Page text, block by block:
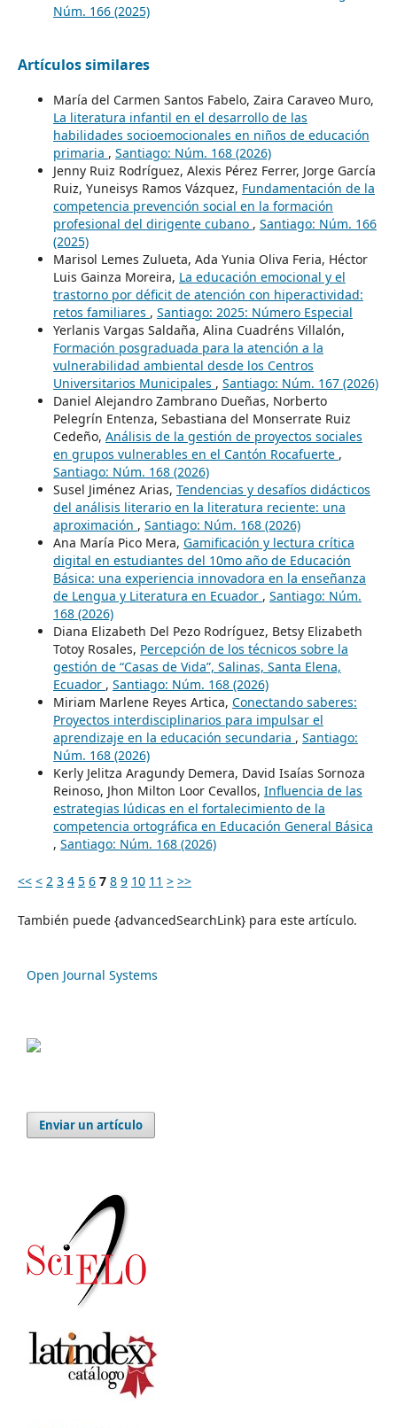
Núm. 166 (2025)
Artículos similares
María del Carmen Santos Fabelo, Zaira Caraveo Muro,
La literatura infantil en el desarrollo de las
habilidades socioemocionales en niños de educación
primaria , Santiago: Núm. 168 (2026)
Jenny Ruiz Rodríguez, Alexis Pérez Ferrer, Jorge García
Ruiz, Yuneisys Ramos Vázquez, Fundamentación de la
competencia prevención social en la formación
profesional del dirigente cubano , Santiago: Núm. 166
(2025)
Marisol Lemes Zulueta, Ada Yunia Oliva Feria, Héctor
Luis Gainza Moreira, La educación emocional y el
trastorno por déficit de atención con hiperactividad:
retos familiares , Santiago: 2025: Número Especial
Yerlanis Vargas Saldaña, Alina Cuadréns Villalón,
Formación posgraduada para la atención a la
vulnerabilidad ambiental desde los Centros
Universitarios Municipales , Santiago: Núm. 167 (2026)
Daniel Alejandro Zambrano Dueñas, Norberto
Pelegrín Entenza, Sebastiana del Monserrate Ruiz
Cedeño, Análisis de la gestión de proyectos sociales
en grupos vulnerables en el Cantón Rocafuerte ,
Santiago: Núm. 168 (2026)
Susel Jiménez Arias, Tendencias y desafíos didácticos
del análisis literario en la literatura reciente: una
aproximación , Santiago: Núm. 168 (2026)
Ana María Pico Mera, Gamificación y lectura crítica
digital en estudiantes del 10mo año de Educación
Básica: una experiencia innovadora en la enseñanza
de Lengua y Literatura en Ecuador , Santiago: Núm.
168 (2026)
Diana Elizabeth Del Pezo Rodríguez, Betsy Elizabeth
Totoy Rosales, Percepción de los técnicos sobre la
gestión de “Casas de Vida”, Salinas, Santa Elena,
Ecuador , Santiago: Núm. 168 (2026)
Miriam Marlene Reyes Artica, Conectando saberes:
Proyectos interdisciplinarios para impulsar el
aprendizaje en la educación secundaria , Santiago:
Núm. 168 (2026)
Kerly Jelitza Aragundy Demera, David Isaías Sornoza
Reinoso, Jhon Milton Loor Cevallos, Influencia de las
estrategias lúdicas en el fortalecimiento de la
competencia ortográfica en Educación General Básica
, Santiago: Núm. 168 (2026)
<< < 2 3 4 5 6 7 8 9 10 11 > >>
También puede {advancedSearchLink} para este artículo.
Open Journal Systems
Enviar un artículo